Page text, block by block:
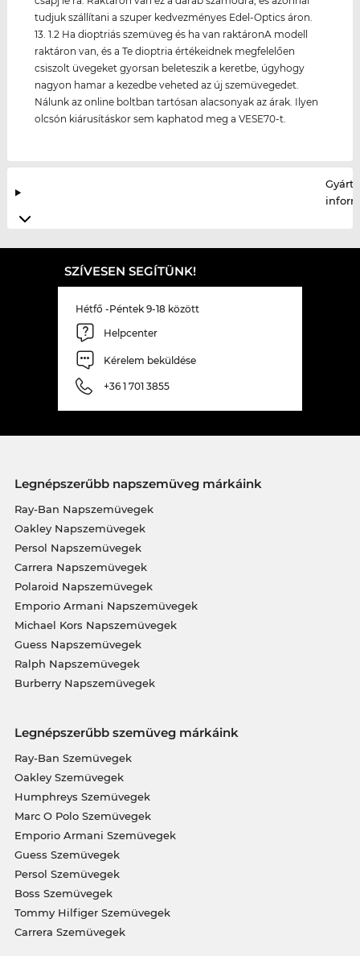
tudjuk szállítani a szuper kedvezményes Edel-Optics áron.
13. 1.2 Ha dioptriás szemüveg és ha van raktáronA modell
raktáron van, és a Te dioptria értékeidnek megfelelően
csiszolt üvegeket gyorsan beleteszik a keretbe, úgyhogy
nagyon hamar a kezedbe veheted az új szemüvegedet.
Nálunk az online boltban tartósan alacsonyak az árak. Ilyen
olcsón kiárusításkor sem kaphatod meg a VESE70-t.
SZÍVESEN SEGÍTÜNK!
Hétfő -Péntek 9-18 között
Helpcenter
Kérelem beküldése
+36 1 701 3855
Legnépszerűbb napszemüveg márkáink
Ray-Ban Napszemüvegek
Oakley Napszemüvegek
Persol Napszemüvegek
Carrera Napszemüvegek
Polaroid Napszemüvegek
Emporio Armani Napszemüvegek
Michael Kors Napszemüvegek
Guess Napszemüvegek
Ralph Napszemüvegek
Burberry Napszemüvegek
Legnépszerűbb szemüveg márkáink
Ray-Ban Szemüvegek
Oakley Szemüvegek
Humphreys Szemüvegek
Marc O Polo Szemüvegek
Emporio Armani Szemüvegek
Guess Szemüvegek
Persol Szemüvegek
Boss Szemüvegek
Tommy Hilfiger Szemüvegek
Carrera Szemüvegek